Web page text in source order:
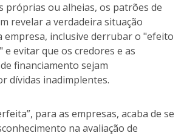
próprias ou alheias, os patrões de
revelar a verdadeira situação
empresa, inclusive derrubar o "efeito
evitar que os credores e as
financiamento sejam
dívidas inadimplentes.
para as empresas, acaba de se
na avaliação de